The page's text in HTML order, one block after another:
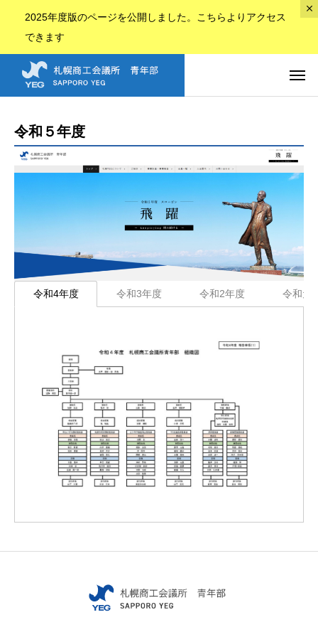
2025年度版のページを公開しました。 こちら よりアクセス
できます
令和５年度
令和4年度 令和3年度 令和2年度 令和元